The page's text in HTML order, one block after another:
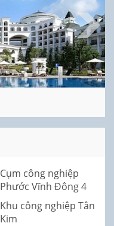
Cụm công nghiệp
Phước Vĩnh Đông 4
Khu công nghiệp Tân
Kim